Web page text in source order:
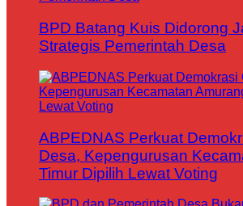
BPD Batang Kuis Didorong
Strategis Pemerintah Desa
ABPEDNAS Perkuat
Desa, Kepengurusan
Timur Dipilih Lewat Voting